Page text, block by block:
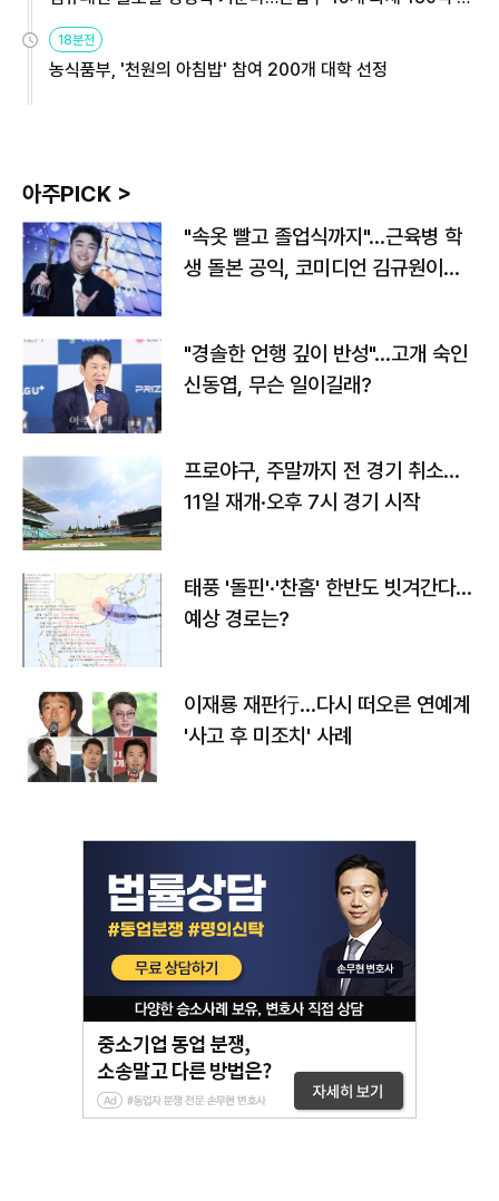
원
18분전
농식품부, '천원의 아침밥' 참여 200개 대학 선정
아주PICK >
"속옷 빨고 졸업식까지"…근육병 학
생 돌본 공익, 코미디언 김규원이었
"경솔한 언행 깊이 반성"…고개 숙인
신동엽, 무슨 일이길래?
프로야구, 주말까지 전 경기 취소…
11일 재개·오후 7시 경기 시작
태풍 '돌핀'·'찬홈' 한반도 빗겨간다…
예상 경로는?
이재룡 재판行…다시 떠오른 연예계
'사고 후 미조치' 사례